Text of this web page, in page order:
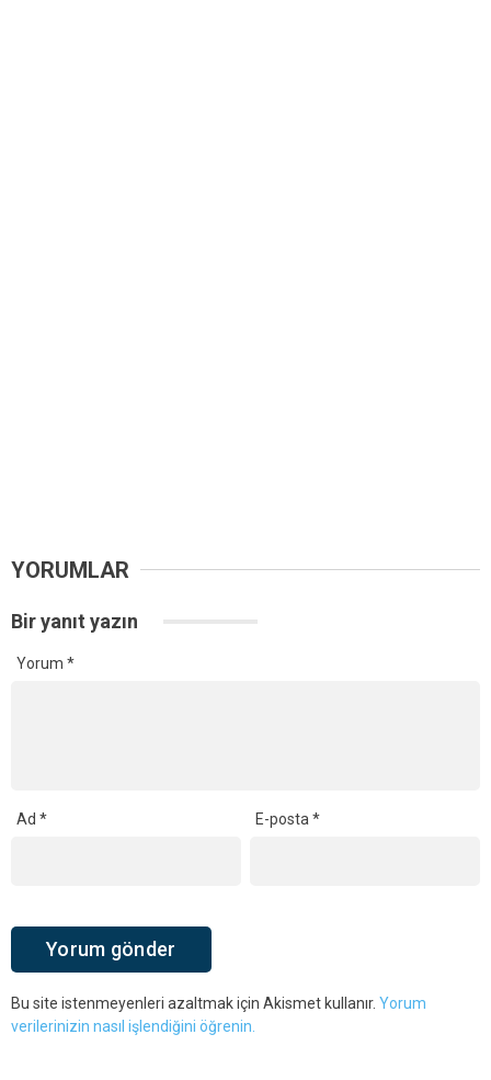
YORUMLAR
Bir yanıt yazın
Yorum *
Ad * E-posta*
Bu site istenmeyenleri azaltmak için Akismet kullanır. Yorum
verilerinizin nasıl işlendiğini öğrenin.